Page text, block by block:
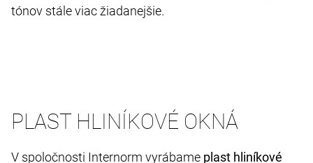
tónov stále viac žiadanejšie.
PLAST HLINÍKOVÉ OKNÁ
V spoločnosti Internorm vyrábame plast hliníkové